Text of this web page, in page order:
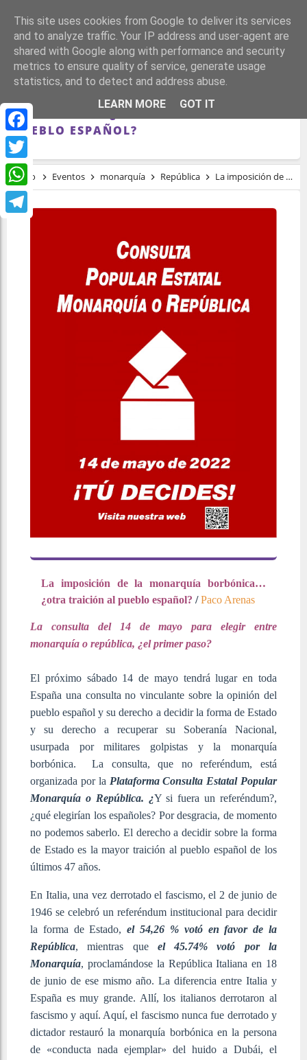
Facebook
Twitter
WhatsApp
LA IMPOSICIÓN DE LA MONARQUÍA
BORBÓNICA… ¿OTRA TRAICIÓN AL
PUEBLO ESPAÑOL?
Inicio Eventos monarquía República La imposición de la monarquía borbónica… ¿otra traición al pueblo español?
La imposición de la monarquía borbónica…
¿otra traición al pueblo español? /Paco Arenas
La consulta del 14 de mayo para elegir entre
monarquía o república, ¿el primer paso?
El próximo sábado 14 de mayo tendrá lugar en toda
España una consulta no vinculante sobre la opinión del
pueblo español y su derecho a decidir la forma de Estado
y su derecho a recuperar su Soberanía Nacional,
usurpada por militares golpistas y la monarquía
borbónica. La consulta, que no referéndum, está
organizada por la Plataforma Consulta Estatal Popular
Monarquía o República. ¿Y si fuera un referéndum?,
¿qué elegirían los españoles? Por desgracia, de momento
no podemos saberlo. El derecho a decidir sobre la forma
de Estado es la mayor traición al pueblo español de los
últimos 47 años.
En Italia, una vez derrotado el fascismo, el 2 de junio de
1946 se celebró un referéndum institucional para decidir
la forma de Estado,el 54,26 % votó en favor de la
República, mientras que el 45.74% votó por la
Monarquía, proclamándose la República Italiana en 18
de junio de ese mismo año. La diferencia entre Italia y
España es muy grande. Allí, los italianos derrotaron al
fascismo y aquí. Aquí, el fascismo nunca fue derrotado y
dictador restauró la monarquía borbónica en la persona
de «conducta nada ejemplar» del huido a Dubái, el
This site uses cookies from Google to deliver its services
and to analyze traffic. Your IP address and user-agent are
shared with Google along with performance and security
metrics to ensure quality of service, generate usage
statistics, and to detect and address abuse.
LEARN MORE
GOT IT